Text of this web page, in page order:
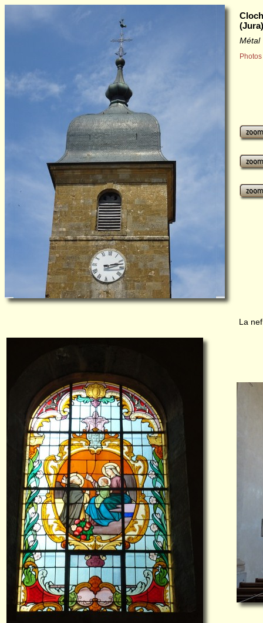
(Jura)
Métal
La